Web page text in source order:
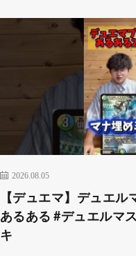
2026.08.05
【デュエマ】デュエル
あるある #デュエルマ
キ